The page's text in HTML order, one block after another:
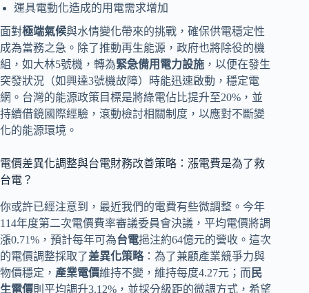
運具電動化造成的用電需求增加
面對極端氣候與水情變化帶來的挑戰，確保供電穩定性
成為當務之急。除了推動再生能源，政府也將除役的機
組，如大林5號機，轉為緊急備用電力設施 ，以便在發生
突發狀況（如興達3號機故障）時能迅速啟動，穩定電
網。台灣的能源政策目標是將綠電佔比提升至20%，並
持續借鏡國際經驗，滾動檢討相關制度，以應對不斷變
化的能源環境。
電價差異化調整與台電財務改善策略：漲電費是為了救
台電？
你或許已經注意到，最近我們的電費有些微調整。今年
114年度第二次電價費率審議委員會決議，平均電價將調
漲0.71%，預計每年可為台電挹注約64億元的營收。這次
的電價調整採取了差異化策略：為了兼顧產業競爭力與
物價穩定， 產業電價維持不變，維持每度4.27元；而 民
生電價則平均調升3.12%，並採分級距的微調方式，希望